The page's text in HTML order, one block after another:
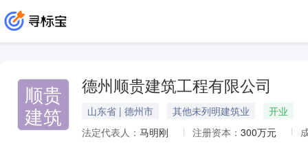
顺贵
建筑
德州顺贵建筑工程有限公司
山东省 | 德州市 其他未列明建筑业
开业
法定代表人： 马明刚 注册资本： 300万元